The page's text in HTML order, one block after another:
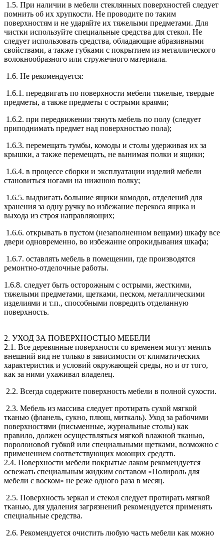
1.5. При наличии в мебели стеклянных поверхностей следует
помнить об их хрупкости. Не проводите по таким
поверхностям и не ударяйте их тяжелыми предметами. Для
чистки используйте специальные средства для стекол. Не
следует использовать средства, обладающие абразивными
свойствами, а также губками с покрытием из металлического
волокнообразного или стружечного материала.
1.6. Не рекомендуется:
1.6.1. передвигать по поверхности мебели тяжелые, твердые
предметы, а также предметы с острыми краями;
1.6.2. при передвижении тянуть мебель по полу (следует
приподнимать предмет над поверхностью пола);
1.6.3. перемещать тумбы, комоды и столы удерживая их за
крышки, а также перемещать, не вынимая полки и ящики;
1.6.4. в процессе сборки и эксплуатации изделий мебели
становиться ногами на нижнюю полку;
1.6.5. выдвигать большие ящики комодов, отделений для
хранения за одну ручку во избежание перекоса ящика и
выхода из строя направляющих;
1.6.6. открывать в пустом (незаполненном вещами) шкафу все
двери одновременно, во избежание опрокидывания шкафа;
1.6.7. оставлять мебель в помещении, где производятся
ремонтно-отделочные работы.
1.6.8. следует быть осторожным с острыми, жесткими,
тяжелыми предметами, щетками, песком, металлическими
изделиями и т.п., способными повредить отделанную
поверхность.
2. УХОД ЗА ПОВЕРХНОСТЬЮ МЕБЕЛИ
2.1. Все деревянные поверхности со временем могут менять
внешний вид не только в зависимости от климатических
характеристик и условий окружающей среды, но и от того,
как за ними ухаживал владелец.
2.2. Всегда содержите поверхность мебели в полной сухости.
2.3. Мебель из массива следует протирать сухой мягкой
тканью (фланель, сукно, плюш, миткаль). Уход за рабочими
поверхностями (письменные, журнальные столы) как
правило, должен осуществляться мягкой влажной тканью,
поролоновой губкой или специальными щетками, возможно с
применением соответствующих моющих средств.
2.4. Поверхности мебели покрытые лаком рекомендуется
освежать специальным жидким составом «Полироль для
мебели с воском» не реже одного раза в месяц.
2.5. Поверхность зеркал и стекол следует протирать мягкой
тканью, для удаления загрязнений рекомендуется применять
специальные средства.
2.6. Рекомендуется очистить любую часть мебели как можно